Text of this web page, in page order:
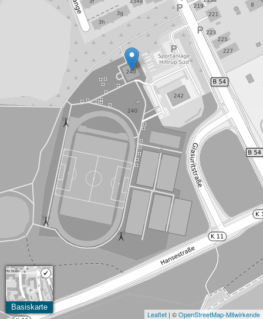
Basiskarte
Leaflet | ©OpenStreetMap-Mitwirkende